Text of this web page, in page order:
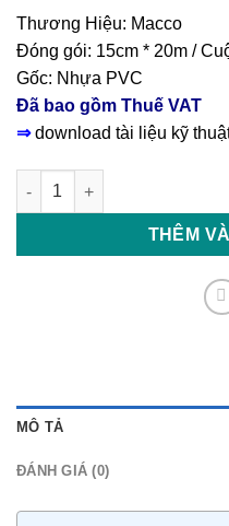
Thương Hiệu: Macco
Đóng gói: 15cm * 20m /
Gốc: Nhựa PVC
Đã bao gồm Thuế VAT
⇒ download tài liệu kỹ
Water Stop V150 Băng cản
THÊM
MÔ TẢ
ĐÁNH GIÁ (0)